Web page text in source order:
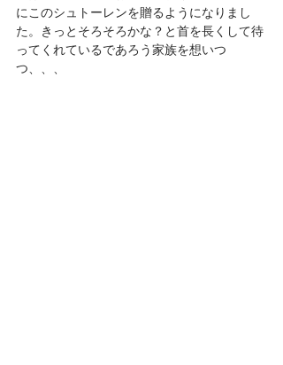
にこのシュトーレンを贈るようになりまし
た。きっとそろそろかな？と首を長くして待
ってくれているであろう家族を想いつ
つ、、、